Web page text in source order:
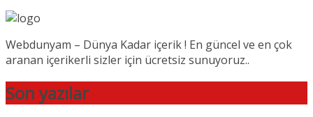
Webdunyam – Dünya Kadar içerik ! En güncel ve en çok
aranan içerikerli sizler için ücretsiz sunuyoruz..
Son yazılar